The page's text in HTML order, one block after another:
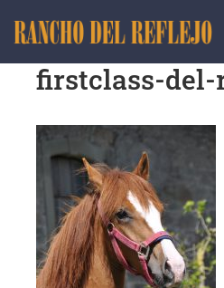
firstclass-del-